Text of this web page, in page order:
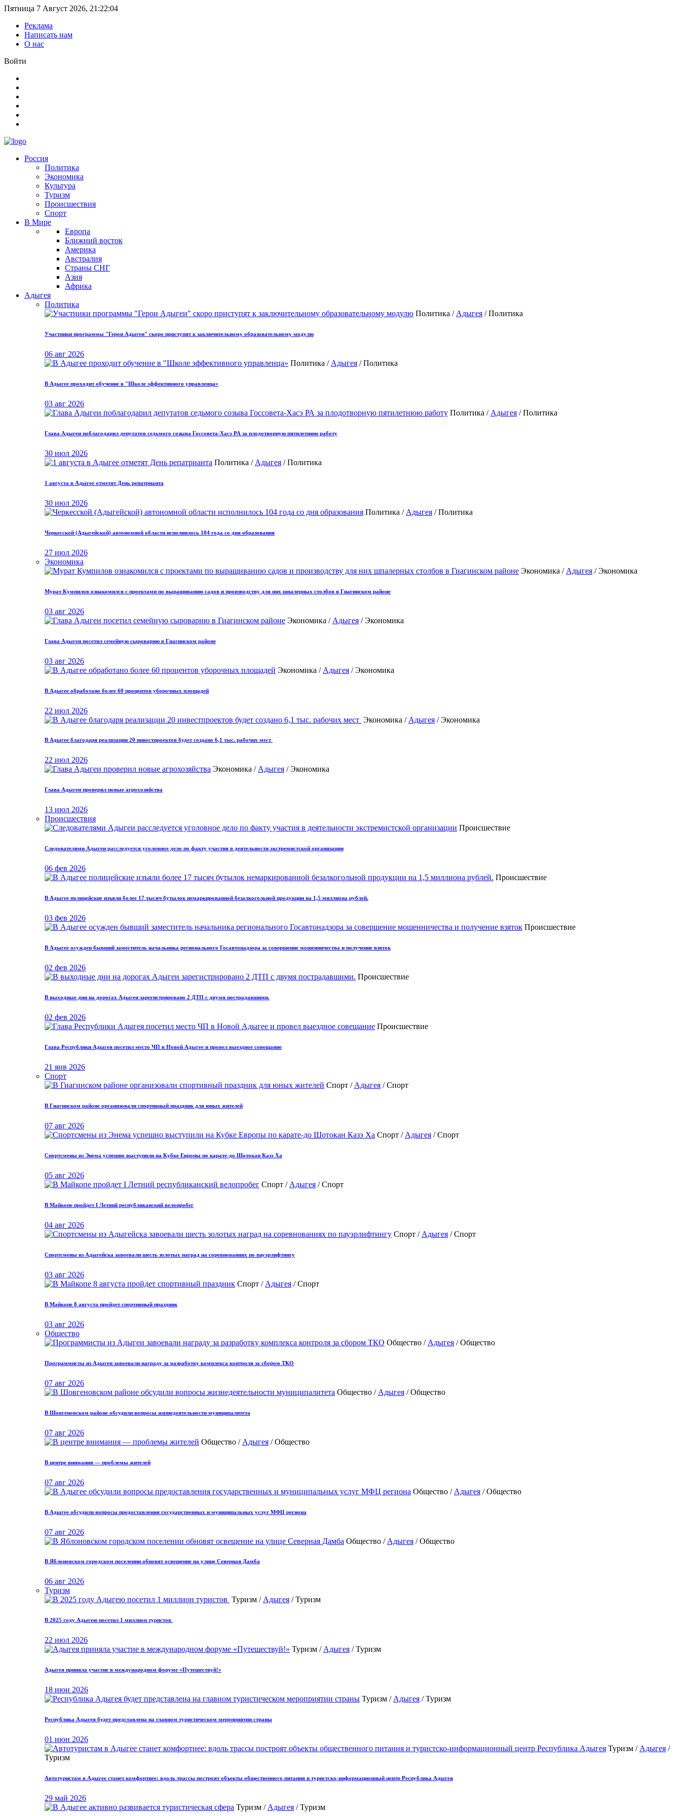
Пятница 7 Август 2026, 21 :22:05
Реклама
Написать нам
О нас
Войти
Россия
Политика
Экономика
Культура
Туризм
Происшествия
Спорт
В Мире
Европа
Ближний восток
Америка
Австралия
Страны СНГ
Азия
Африка
Адыгея
Политика
Политика / Адыгея / Политика
Участники программы "Герои Адыгеи" скоро приступят к заключительному образовательному модулю
06 авг 2026
Политика / Адыгея / Политика
В Адыгее проходит обучение в "Школе эффективного управленца»
03 авг 2026
Политика / Адыгея / Политика
Глава Адыгеи поблагодарил депутатов седьмого созыва Госсовета-Хасэ РА за плодотворную пятилетнюю работу
30 июл 2026
Политика / Адыгея / Политика
1 августа в Адыгее отметят День репатрианта
30 июл 2026
Политика / Адыгея / Политика
Черкесской (Адыгейской) автономной области исполнилось 104 года со дня образования
27 июл 2026
Экономика
Экономика / Адыгея / Экономика
Мурат Кумпилов ознакомился с проектами по выращиванию садов и производству для них шпалерных столбов в Гиагинском районе
03 авг 2026
Экономика / Адыгея / Экономика
Глава Адыгеи посетил семейную сыроварню в Гиагинском районе
03 авг 2026
Экономика / Адыгея / Экономика
В Адыгее обработано более 60 процентов уборочных площадей
22 июл 2026
Экономика / Адыгея / Экономика
В Адыгее благодаря реализации 20 инвестпроектов будет создано 6,1 тыс. рабочих мест
22 июл 2026
Экономика /Адыгея / Экономика
Глава Адыгеи проверил новые агрохозяйства
13 июл 2026
Происшествия
Происшествие
Следователями Адыгеи расследуется уголовное дело по факту участия в деятельности экстремистской организации
06 фев 2026
Происшествие
В Адыгее полицейские изъяли более 17 тысяч бутылок немаркированной безалкогольной продукции на 1,5 миллиона рублей.
03 фев 2026
Происшествие
В Адыгее осужден бывший заместитель начальника регионального Госавтонадзора за совершение мошенничества и получение взяток
02 фев 2026
Происшествие
В выходные дни на дорогах Адыгеи зарегистрировано 2 ДТП с двумя пострадавшими.
02 фев 2026
Происшествие
Глава Республики Адыгея посетил место ЧП в Новой Адыгее и провел выездное совещание
21 янв 2026
Спорт
Спорт / Адыгея / Спорт
В Гиагинском районе организовали спортивный праздник для юных жителей
07 авг 2026
Спорт / Адыгея / Спорт
Спортсмены из Энема успешно выступили на Кубке Европы по карате-до Шотокан Казэ Ха
05 авг 2026
Спорт / Адыгея / Спорт
В Майкопе пройдет I Летний республиканский велопробег
04 авг 2026
Спорт / Адыгея / Спорт
Спортсмены из Адыгейска завоевали шесть золотых наград на соревнованиях по пауэрлифтингу
03 авг 2026
Спорт / Адыгея / Спорт
В Майкопе 8 августа пройдет спортивный праздник
03 авг 2026
Общество
Общество / Адыгея / Общество
Программисты из Адыгеи завоевали награду за разработку комплекса контроля за сбором ТКО
07 авг 2026
Общество / Адыгея / Общество
В Шовгеновском районе обсудили вопросы жизнедеятельности муниципалитета
07 авг 2026
Общество / Адыгея / Общество
В центре внимания — проблемы жителей
07 авг 2026
Общество / Адыгея / Общество
В Адыгее обсудили вопросы предоставления государственных и муниципальных услуг МФЦ региона
07 авг 2026
Общество / Адыгея / Общество
В Яблоновском городском поселении обновят освещение на улице Северная Дамба
06 авг 2026
Туризм
Туризм /Адыгея / Туризм
В 2025 году Адыгею посетил 1 миллион туристов
22 июл 2026
Туризм / Адыгея / Туризм
Адыгея приняла участие в международном форуме «Путешествуй!»
18 июн 2026
Туризм / Адыгея / Туризм
Республика Адыгея будет представлена на главном туристическом мероприятии страны
01 июн 2026
Туризм / Адыгея /
Туризм
Автотуристам в Адыгее станет комфортнее: вдоль трассы построят объекты общественного питания и туристско-информационный центр Республика Адыгея
29 май 2026
Туризм / Адыгея / Туризм